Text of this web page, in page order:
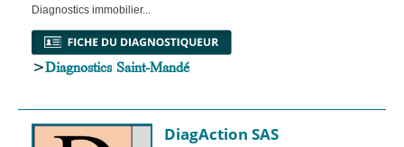
Diagnostics immobilier...
>Diagnostics Saint-Mandé
DiagAction SAS